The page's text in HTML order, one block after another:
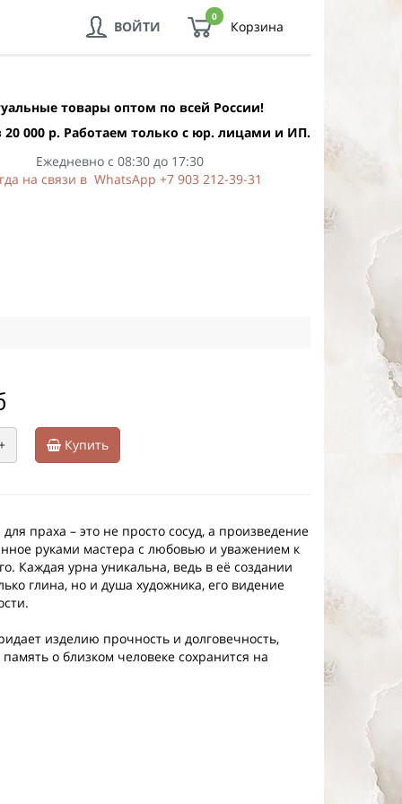
0
Корзина
ВОЙТИ
товары оптом по всей России!
20 000 р. Работаем только с юр. лицами и ИП.
Ежедневно с 08:30 до 17:30
на связи в WhatsApp +7 903 212-39-31
Купить
праха – это не просто сосуд, а произведение
руками мастера с любовью и уважением к
Каждая урна уникальна, ведь в её создании
глина, но и душа художника, его видение
изделию прочность и долговечность,
память о близком человеке сохранится на